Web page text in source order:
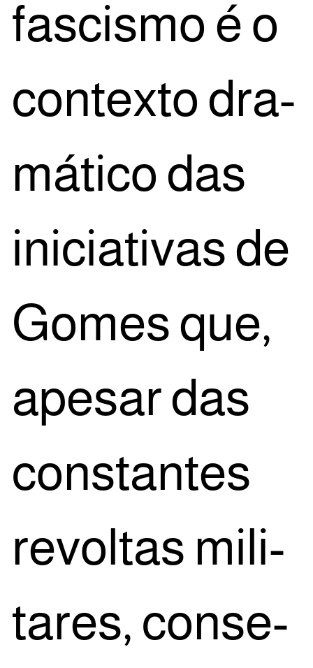
fas­cis­mo é o
con­tex­to dra­
má­ti­co das
ini­ci­a­ti­vas de
Gomes que,
ape­sar das
cons­tan­tes
revol­tas mili­
ta­res, con­se­